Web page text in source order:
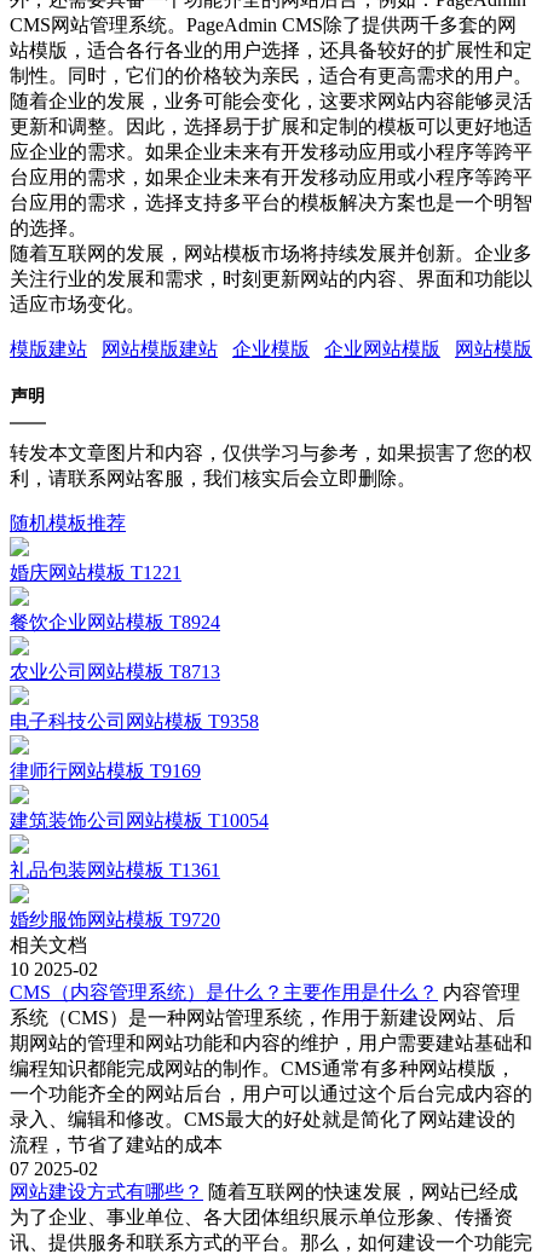
CMS网站管理系统。PageAdmin CMS除了提供两千多套的网
站模版，适合各行各业的用户选择，还具备较好的扩展性和定
制性。同时，它们的价格较为亲民，适合有更高需求的用户。
随着企业的发展，业务可能会变化，这要求网站内容能够灵活
更新和调整。因此，选择易于扩展和定制的模板可以更好地适
应企业的需求。如果企业未来有开发移动应用或小程序等跨平
台应用的需求，如果企业未来有开发移动应用或小程序等跨平
台应用的需求，选择支持多平台的模板解决方案也是一个明智
的选择。
随着互联网的发展，网站模板市场将持续发展并创新。企业多
关注行业的发展和需求，时刻更新网站的内容、界面和功能以
适应市场变化。
模版建站 网站模版建站 企业模版 企业网站模版 网站模版
声明
转发本文章图片和内容，仅供学习与参考，如果损害了您的权
利，请联系网站客服，我们核实后会立即删除。
随机模板推荐
婚庆网站模板 T1221
餐饮企业网站模板 T8924
农业公司网站模板 T8713
电子科技公司网站模板 T9358
律师行网站模板 T9169
建筑装饰公司网站模板 T10054
礼品包装网站模板 T1361
婚纱服饰网站模板 T9720
相关文档
10 2025-02
CMS（内容管理系统）是什么？主要作用是什么？ 内容管理
系统（CMS）是一种网站管理系统，作用于新建设网站、后
期网站的管理和网站功能和内容的维护，用户需要建站基础和
编程知识都能完成网站的制作。CMS通常有多种网站模版，
一个功能齐全的网站后台，用户可以通过这个后台完成内容的
录入、编辑和修改。CMS最大的好处就是简化了网站建设的
流程，节省了建站的成本
07 2025-02
网站建设方式有哪些？ 随着互联网的快速发展，网站已经成
为了企业、事业单位、各大团体组织展示单位形象、传播资
讯、提供服务和联系方式的平台。那么，如何建设一个功能完